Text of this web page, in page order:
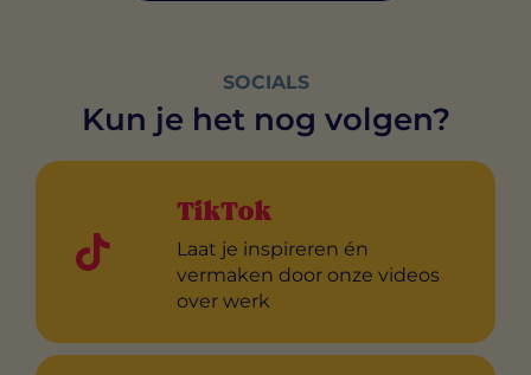
SOCIALS
Kun je het nog volgen?
TikTok
Laat je inspireren én
vermaken door onze videos
over werk